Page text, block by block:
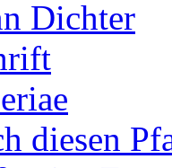
Dichter
diesen